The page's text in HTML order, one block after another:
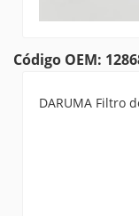
Código OEM:
DARUMA Filtro